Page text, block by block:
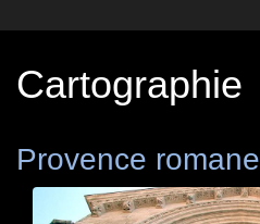
Cartographie
Provence romane